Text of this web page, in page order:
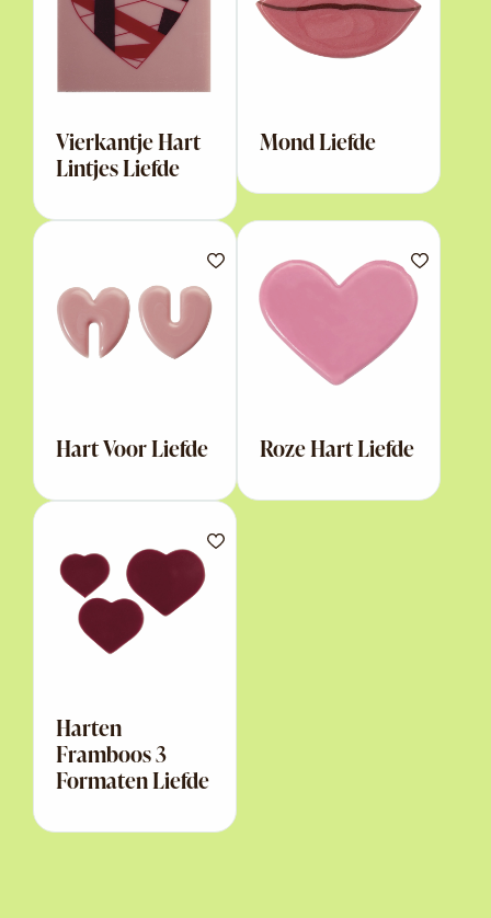
Vierkantje Hart
Lintjes Liefde
Mond Liefde
Hart Voor Liefde Roze Hart Liefde
Harten
Framboos 3
Formaten Liefde